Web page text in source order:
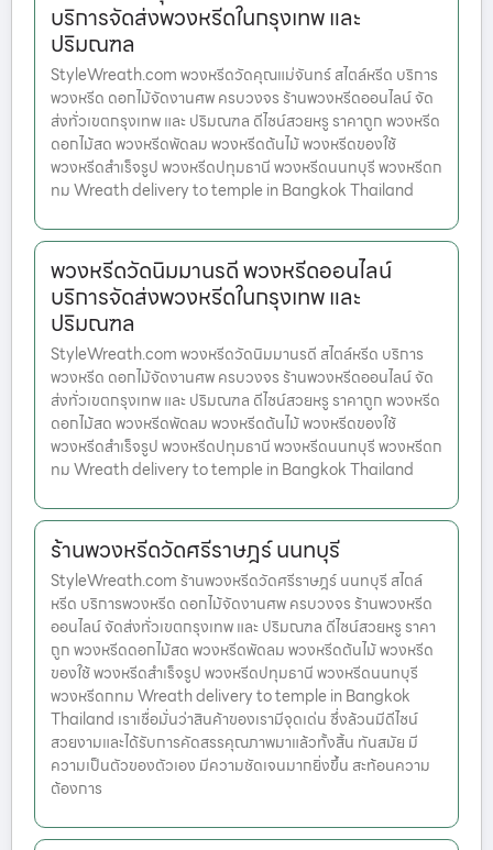
บริการจัดส่งพวงหรีดในกรุงเทพ และ
ปริมณฑล
StyleWreath.com พวงหรีดวัดคุณแม่จันทร์ สไตล์หรีด บริการ
พวงหรีด ดอกไม้จัดงานศพ ครบวงจร ร้านพวงหรีดออนไลน์ จัด
ส่งทั่วเขตกรุงเทพ และ ปริมณฑล ดีไซน์สวยหรู ราคาถูก พวงหรีด
ดอกไม้สด พวงหรีดพัดลม พวงหรีดต้นไม้ พวงหรีดของใช้
พวงหรีดสำเร็จรูป พวงหรีดปทุมธานี พวงหรีดนนทบุรี พวงหรีดก
ทม Wreath delivery to temple in Bangkok Thailand
พวงหรีดวัดนิมมานรดี พวงหรีดออนไลน์
บริการจัดส่งพวงหรีดในกรุงเทพ และ
ปริมณฑล
StyleWreath.com พวงหรีดวัดนิมมานรดี สไตล์หรีด บริการ
พวงหรีด ดอกไม้จัดงานศพ ครบวงจร ร้านพวงหรีดออนไลน์ จัด
ส่งทั่วเขตกรุงเทพ และ ปริมณฑล ดีไซน์สวยหรู ราคาถูก พวงหรีด
ดอกไม้สด พวงหรีดพัดลม พวงหรีดต้นไม้ พวงหรีดของใช้
พวงหรีดสำเร็จรูป พวงหรีดปทุมธานี พวงหรีดนนทบุรี พวงหรีดก
ทม Wreath delivery to temple in Bangkok Thailand
ร้านพวงหรีดวัดศรีราษฎร์ นนทบุรี
StyleWreath.com ร้านพวงหรีดวัดศรีราษฎร์ นนทบุรี สไตล์
หรีด บริการพวงหรีด ดอกไม้จัดงานศพ ครบวงจร ร้านพวงหรีด
ออนไลน์ จัดส่งทั่วเขตกรุงเทพ และ ปริมณฑล ดีไซน์สวยหรู ราคา
ถูก พวงหรีดดอกไม้สด พวงหรีดพัดลม พวงหรีดต้นไม้ พวงหรีด
ของใช้ พวงหรีดสำเร็จรูป พวงหรีดปทุมธานี พวงหรีดนนทบุรี
พวงหรีดกทม Wreath delivery to temple in Bangkok
Thailand เราเชื่อมั่นว่าสินค้าของเรามีจุดเด่น ซึ่งล้วนมีดีไซน์
สวยงามและได้รับการคัดสรรคุณภาพมาแล้วทั้งสิ้น ทันสมัย มี
ความเป็นตัวของตัวเอง มีความชัดเจนมากยิ่งขึ้น สะท้อนความ
ต้องการ